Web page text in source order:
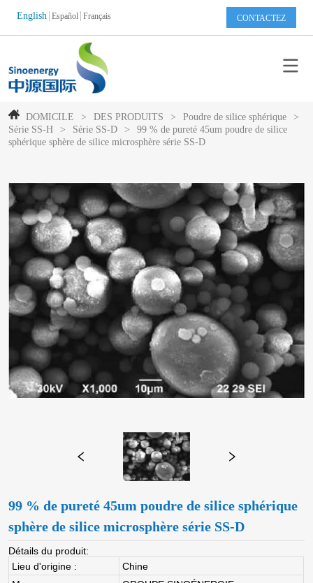
English Español Français CONTACTEZ
DOMICILE > DES PRODUITS > Poudre de silice sphérique
>
Série SS-H
> Série SS-D >
99 % de pureté 45um poudre de silice
sphérique sphère de silice microsphère série SS-D
99 % de pureté 45um poudre de silice sphérique
sphère de silice microsphère série SS-D